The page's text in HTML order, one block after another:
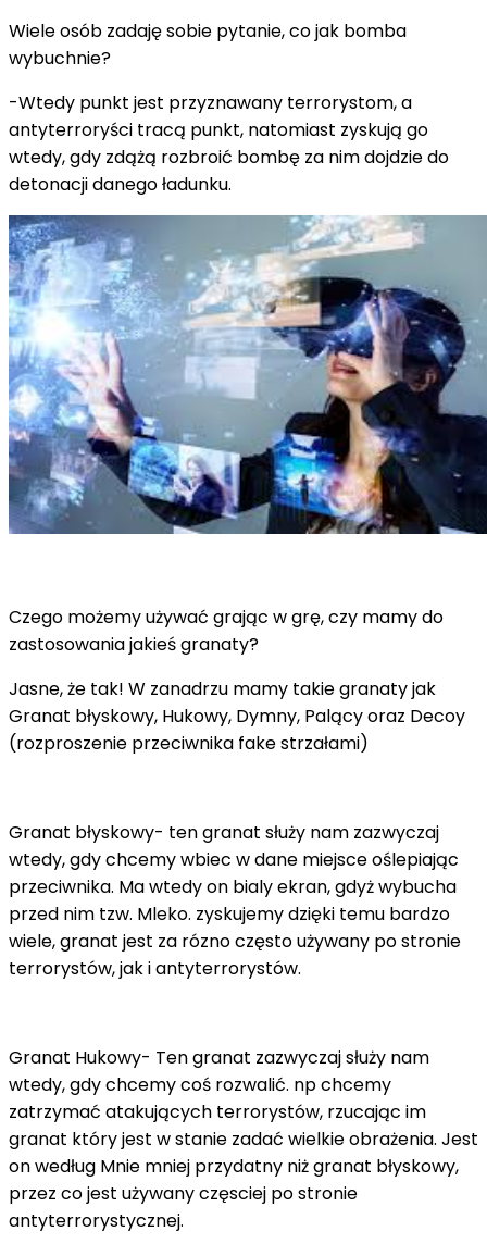
Wiele osób zadaję sobie pytanie, co jak bomba
wybuchnie?
-Wtedy punkt jest przyznawany terrorystom, a
antyterroryści tracą punkt, natomiast zyskują go
wtedy, gdy zdążą rozbroić bombę za nim dojdzie do
detonacji danego ładunku.
Czego możemy używać grając w grę, czy mamy do
zastosowania jakieś granaty?
Jasne, że tak! W zanadrzu mamy takie granaty jak
Granat błyskowy, Hukowy, Dymny, Palący oraz Decoy
(rozproszenie przeciwnika fake strzałami)
Granat błyskowy- ten granat służy nam zazwyczaj
wtedy, gdy chcemy wbiec w dane miejsce oślepiając
przeciwnika. Ma wtedy on bialy ekran, gdyż wybucha
przed nim tzw. Mleko. zyskujemy dzięki temu bardzo
wiele, granat jest za rózno często używany po stronie
terrorystów, jak i antyterrorystów.
Granat Hukowy- Ten granat zazwyczaj służy nam
wtedy, gdy chcemy coś rozwalić. np chcemy
zatrzymać atakujących terrorystów, rzucając im
granat który jest w stanie zadać wielkie obrażenia. Jest
on według Mnie mniej przydatny niż granat błyskowy,
przez co jest używany częsciej po stronie
antyterrorystycznej.